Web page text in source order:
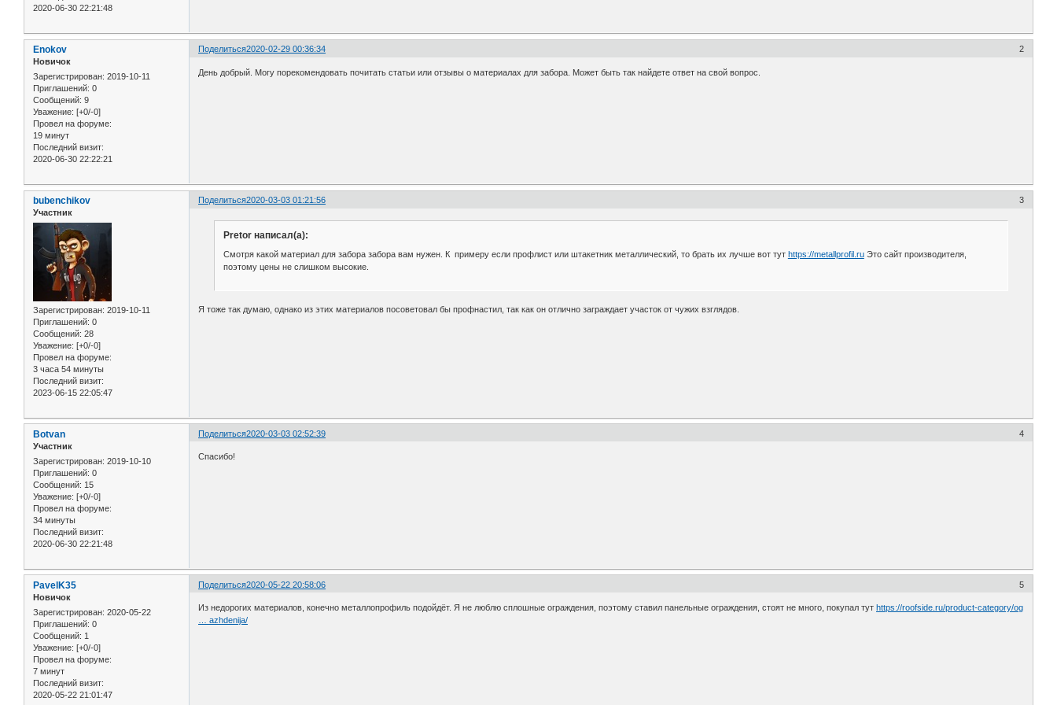
2020-06-30 22:21:48
Поделиться 2
2020-02-29 00:36:34
Enokov
Новичок
Зарегистрирован: 2019-10-11
Приглашений: 0
Сообщений: 9
Уважение: [+0/-0]
Провел на форуме:
19 минут
Последний визит:
2020-06-30 22:22:21
День добрый. Могу порекомендовать почитать статьи или отзывы о материалах для забора. Может быть так найдете ответ на свой вопрос.
Поделиться 3
2020-03-03 01:21:56
bubenchikov
Участник
Зарегистрирован: 2019-10-11
Приглашений: 0
Сообщений: 28
Уважение: [+0/-0]
Провел на форуме:
3 часа 54 минуты
Последний визит:
2023-06-15 22:05:47
Pretor написал(а):
Смотря какой материал для забора забора вам нужен. К примеру если профлист или штакетник металлический, то брать их лучше вот тут https://metallprofil.ruЭто сайт производителя,
поэтому цены не слишком высокие.
Я тоже так думаю, однако из этих материалов посоветовал бы профнастил, так как он отлично заграждает участок от чужих взглядов.
Поделиться 4
2020-03-03 02:52:39
Botvan
Участник
Зарегистрирован: 2019-10-10
Приглашений: 0
Сообщений: 15
Уважение: [+0/-0]
Провел на форуме:
34 минуты
Последний визит:
2020-06-30 22:21:48
Спасибо!
Поделиться 5
2020-05-22 20:58:06
PavelK35
Новичок
Зарегистрирован: 2020-05-22
Приглашений: 0
Сообщений: 1
Уважение: [+0/-0]
Провел на форуме:
7 минут
Последний визит:
2020-05-22 21:01:47
Из недорогих материалов, конечно металлопрофиль подойдёт. Я не люблю сплошные ограждения, поэтому ставил панельные ограждения, стоят не много, покупал тут https://roofside.ru/product-category/og
… azhdenija/